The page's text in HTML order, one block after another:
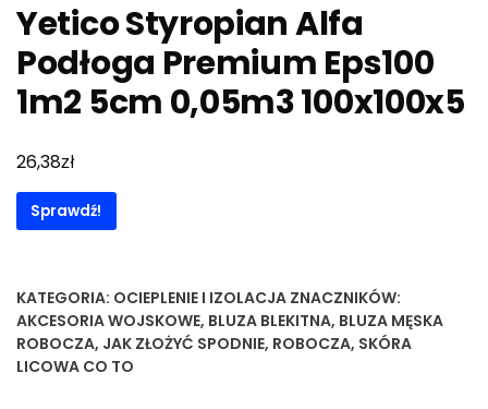
Yetico Styropian Alfa
Podłoga Premium Eps100
1m2 5cm 0,05m3 100x100x5
26,38zł
Sprawdź!
KATEGORIA: OCIEPLENIE I IZOLACJA ZNACZNIKÓW:
AKCESORIA WOJSKOWE, BLUZA BLEKITNA, BLUZA MĘSKA
ROBOCZA, JAK ZŁOŻYĆ SPODNIE, ROBOCZA, SKÓRA
LICOWA CO TO